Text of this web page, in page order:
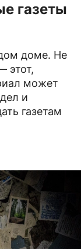
газеты
доме. Не
этот,
может
и
газетам